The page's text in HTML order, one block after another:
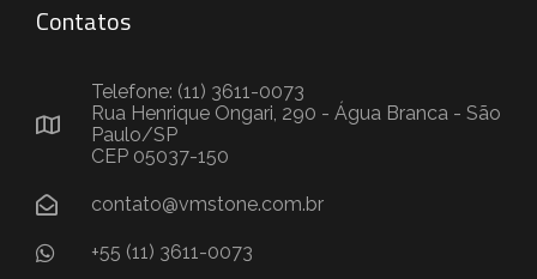
Contatos
Telefone: (11) 3611-0073
Rua Henrique Ongari, 290 - Água Branca - São
Paulo/SP
CEP 05037-150
contato@vmstone.com.br
+55 (11) 3611-0073